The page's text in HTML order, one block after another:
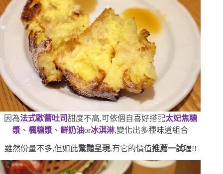
因為法式歐蕾吐司甜度不高,可依個自喜好搭配太妃焦糖
漿 、楓糖漿 、鮮奶油or冰淇淋,變化出多種味道組合
雖然份量不多,但如此驚豔呈現,有它的價值推薦一試喔!!